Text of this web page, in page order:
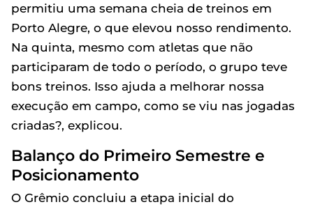
permitiu uma semana cheia de treinos em
Porto Alegre, o que elevou nosso rendimento.
Na quinta, mesmo com atletas que não
participaram de todo o período, o grupo teve
bons treinos. Isso ajuda a melhorar nossa
execução em campo, como se viu nas jogadas
criadas?, explicou.
Balanço do Primeiro Semestre e
Posicionamento
O Grêmio concluiu a etapa inicial do